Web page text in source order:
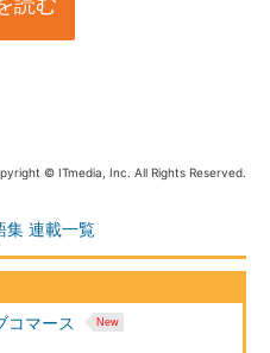
© ITmedia, Inc. All Rights Reserved.
集 連載一覧
コマース